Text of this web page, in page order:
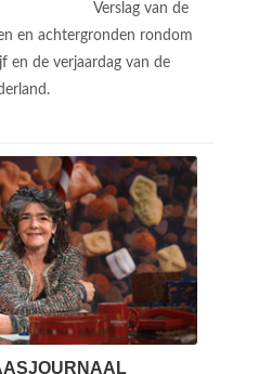
Verslag van de
en achtergronden rondom
en de verjaardag van de